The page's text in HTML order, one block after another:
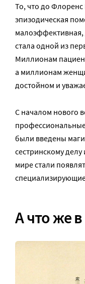
То, что до Флоренс
эпизодическая
малоэффективная,
стала одной из
Миллионам
а миллионам
достойном и
С началом нового
были введены
сестринскому
мире стали
А что же